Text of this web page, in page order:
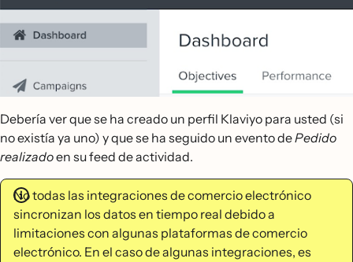
Debería ver que se ha creado un perfil Klaviyo para usted (si
no existía ya uno) y que se ha seguido un evento dePedido
realizadoen su feed de actividad.
No todas las integraciones de comercio electrónico
sincronizan los datos en tiempo real debido a
limitaciones con algunas plataformas de comercio
electrónico. En el caso de algunas integraciones, es